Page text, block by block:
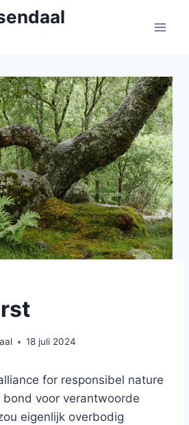
18 juli 2024
for responsibel nature
bond voor verantwoorde
eigenlijk overbodig